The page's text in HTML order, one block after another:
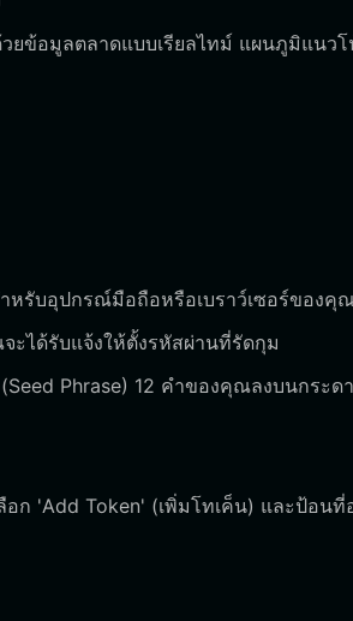
ยข้อมูลตลาดแบบเรียลไทม์ แผนภูมิแนว
หรับอุปกรณ์มือถือหรือเบราว์เซอร์ของคุ
ะได้รับแจ้งให้ตั้งรหัสผ่านที่รัดกุม
Phrase) 12 คำของคุณลงบนกระด
อก 'Add Token' (เพิ่มโทเค็น) และป้อนที่